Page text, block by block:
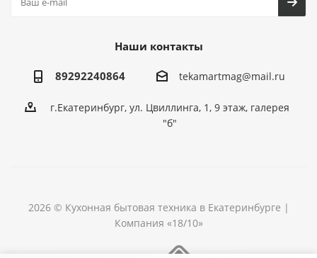
Наши контакты
89292240864 tekamartmag@mail.ru
г.Екатеринбург, ул. Цвиллинга, 1, 9 этаж, галерея
"б"
2026 © Кухонная бытовая техника в Екатеринбурге |
Компания «18/10»